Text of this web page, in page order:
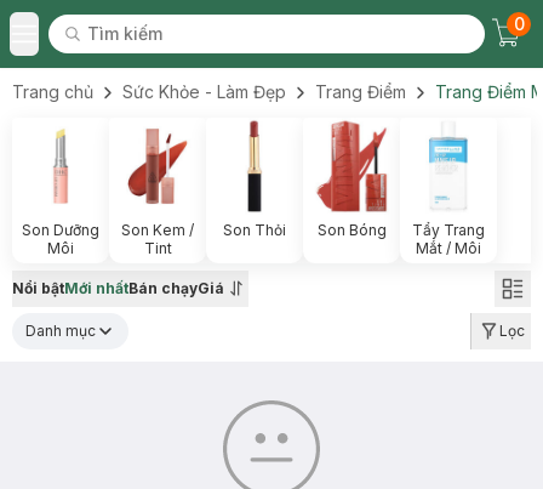
Toggle Menu
Tìm kiếm
Tìm kiếm
0
Trang chủ Sức Khỏe - Làm Đẹp Trang Điểm Trang Điểm
Son Dưỡng
Môi
Son Kem /
Tint
Son Thỏi Son Bóng
Tẩy Trang
Mắt / Môi
Nổi bậtMới nhấtBán chạyGiá
Danh mục Lọc